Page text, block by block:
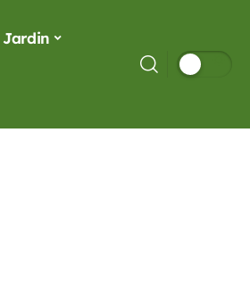
Jardin